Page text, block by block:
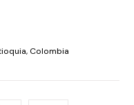
Colombia